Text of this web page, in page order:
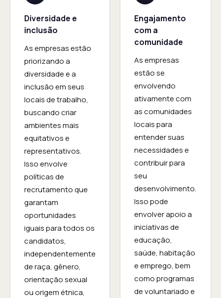
Diversidade e
inclusão
As empresas estão
priorizando a
diversidade e a
inclusão em seus
locais de trabalho,
buscando criar
ambientes mais
equitativos e
representativos.
Isso envolve
políticas de
recrutamento que
garantam
oportunidades
iguais para todos os
candidatos,
independentemente
de raça, gênero,
orientação sexual
ou origem étnica,
Engajamento
com a
comunidade
As empresas
estão se
envolvendo
ativamente com
as comunidades
locais para
entender suas
necessidades e
contribuir para
seu
desenvolvimento.
Isso pode
envolver apoio a
iniciativas de
educação,
saúde, habitação
e emprego, bem
como programas
de voluntariado e